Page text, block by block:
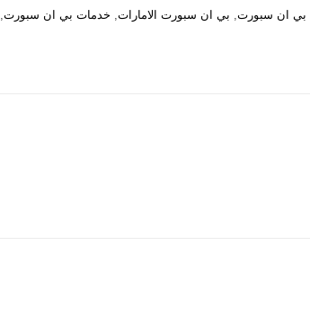
بي ان سبورت, بي ان سبورت الامارات, خدمات بي ان سبورت,